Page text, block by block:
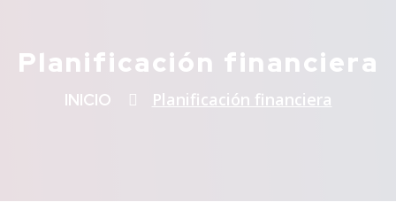
Planificación financiera
INICIO Planificación financiera